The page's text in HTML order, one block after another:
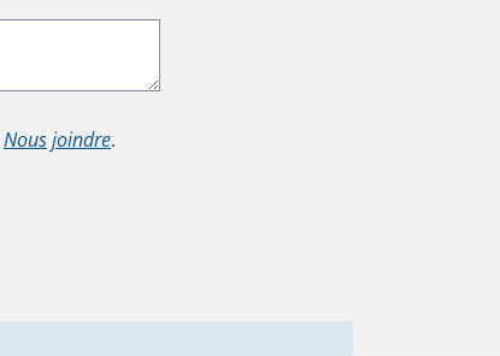
Nous joindre.